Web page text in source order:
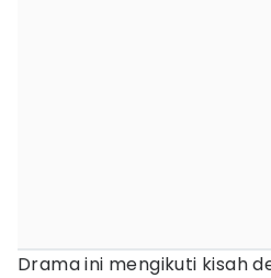
Drama ini mengikuti kisah